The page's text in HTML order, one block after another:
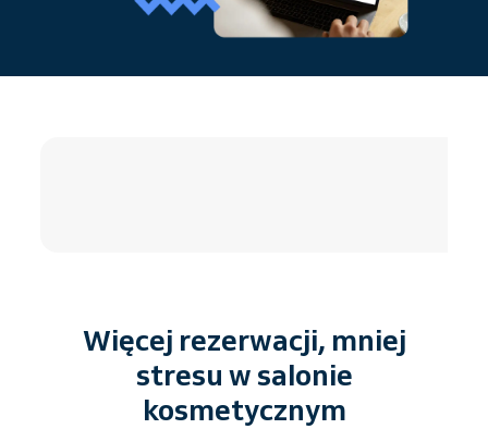
Więcej rezerwacji, mniej
stresu w salonie
kosmetycznym